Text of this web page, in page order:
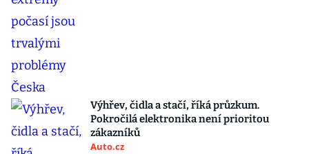
Výhřev, čidla a stačí, říká průzkum.
Pokročilá elektronika není prioritou
zákazníků
Auto.cz